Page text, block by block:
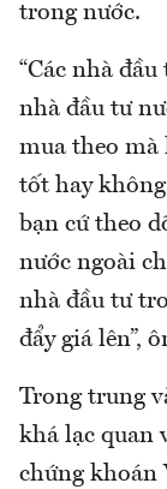
trong nước.
“Các nhà
nhà đầu tư
mua theo mà
tốt hay
bạn cứ theo
nước ngoài
nhà đầu tư
đẩy giá lên”,
Trong trung
khá lạc quan
chứng khoán